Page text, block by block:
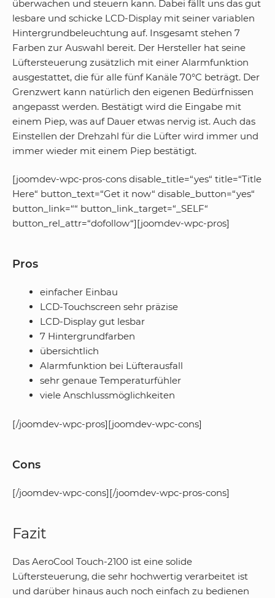
überwachen und steuern kann. Dabei fällt uns das gut
lesbare und schicke LCD-Display mit seiner variablen
Hintergrundbeleuchtung auf. Insgesamt stehen 7
Farben zur Auswahl bereit. Der Hersteller hat seine
Lüftersteuerung zusätzlich mit einer Alarmfunktion
ausgestattet, die für alle fünf Kanäle 70°C beträgt. Der
Grenzwert kann natürlich den eigenen Bedürfnissen
angepasst werden. Bestätigt wird die Eingabe mit
einem Piep, was auf Dauer etwas nervig ist. Auch das
Einstellen der Drehzahl für die Lüfter wird immer und
immer wieder mit einem Piep bestätigt.
[joomdev-wpc-pros-cons disable_title=“yes“ title=“Title
Here“ button_text=“Get it now“ disable_button=“yes“
button_link=““ button_link_target=“_SELF“
button_rel_attr=“dofollow“][joomdev-wpc-pros]
Pros
einfacher Einbau
LCD-Touchscreen sehr präzise
LCD-Display gut lesbar
7 Hintergrundfarben
übersichtlich
Alarmfunktion bei Lüfterausfall
sehr genaue Temperaturfühler
viele Anschlussmöglichkeiten
[/joomdev-wpc-pros][joomdev-wpc-cons]
Cons
[/joomdev-wpc-cons][/joomdev-wpc-pros-cons]
Fazit
Das AeroCool Touch-2100 ist eine solide
Lüftersteuerung, die sehr hochwertig verarbeitet ist
und darüber hinaus auch noch einfach zu bedienen